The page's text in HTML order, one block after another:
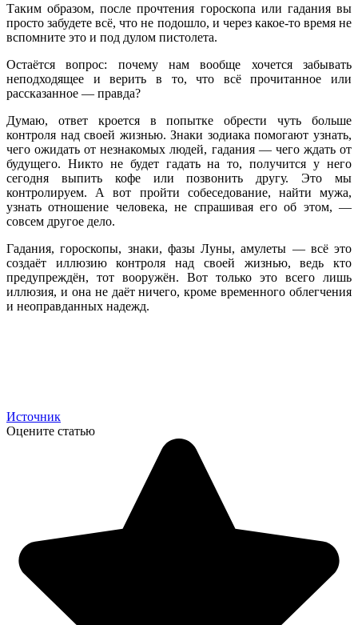
Таким образом, после прочтения гороскопа или гадания вы
просто забудете всё, что не подошло, и через какое-то время не
вспомните это и под дулом пистолета.
Остаётся вопрос: почему нам вообще хочется забывать
неподходящее и верить в то, что всё прочитанное или
рассказанное — правда?
Думаю, ответ кроется в попытке обрести чуть больше
контроля над своей жизнью. Знаки зодиака помогают узнать,
чего ожидать от незнакомых людей, гадания — чего ждать от
будущего. Никто не будет гадать на то, получится у него
сегодня выпить кофе или позвонить другу. Это мы
контролируем. А вот пройти собеседование, найти мужа,
узнать отношение человека, не спрашивая его об этом, —
совсем другое дело.
Гадания, гороскопы, знаки, фазы Луны, амулеты — всё это
создаёт иллюзию контроля над своей жизнью, ведь кто
предупреждён, тот вооружён. Вот только это всего лишь
иллюзия, и она не даёт ничего, кроме временного облегчения
и неоправданных надежд.
Источник
Оцените статью